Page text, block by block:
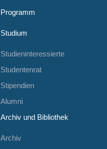
Programm
Studium
Studieninteressierte
Studentenrat
Stipendien
Alumni
Archiv und Bibliothek
Archiv